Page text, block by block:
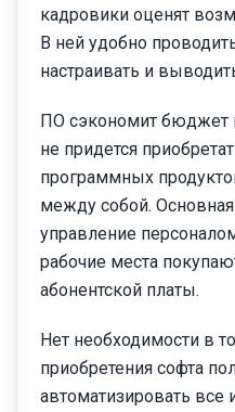
кадровики оценят
В ней удобно
настраивать и
ПО сэкономит бюджет
не придется
программных
между собой. Основная
управление
рабочие места
абонентской платы.
Нет необходимости в
приобретения софта
автоматизировать